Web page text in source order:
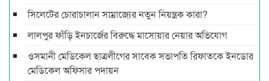
সিলেটের চোরাচালান সাম্রাজ্যের নতুন নিয়ন্ত্রক কারা?
লালপুর ফাঁড়ি ইনচার্জের বিরুদ্ধে মাসোয়ার নেয়ার অভিযোগ
ওসমানী মেডিকেল ছাত্রলীগের সাবেক সভাপতি রিফাতকে ইনডোর
মেডিকেল অফিসার পদায়ন